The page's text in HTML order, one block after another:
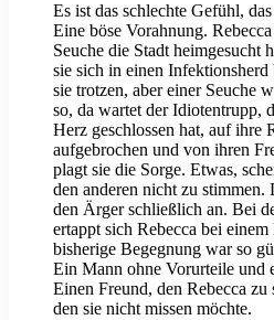
Es ist das schlechte Gefühl,
Eine böse Vorahnung.
Seuche die Stadt heimgesucht
sie sich in einen Infektionsherd
sie trotzen, aber einer Seuche
so, da wartet der Idiotentrupp,
Herz geschlossen hat, auf ihre
aufgebrochen und von ihren
plagt sie die Sorge. Etwas,
den anderen nicht zu stimmen.
den Ärger schließlich an. Bei
ertappt sich Rebecca bei
bisherige Begegnung war so
Ein Mann ohne Vorurteile und
Einen Freund, den Rebecca zu
den sie nicht missen möchte.